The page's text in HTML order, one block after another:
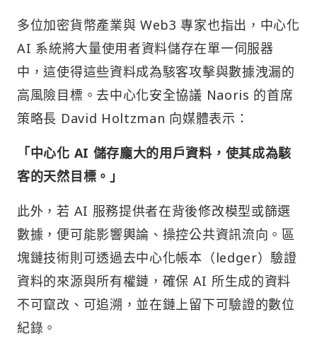
多位加密貨幣產業與 Web3 專家也指出，中心化
AI 系統將大量使用者資料儲存在單一伺服器
中，這使得這些資料成為駭客攻擊與數據洩漏的
高風險目標。去中心化安全協議 Naoris 的首席
策略長 David Holtzman 向媒體表示：
「中心化 AI 儲存龐大的用戶資料，使其成為駭
客的天然目標。」
此外，若 AI 服務提供者在背後修改模型或篩選
數據，便可能影響輿論、操控公共資訊流向。區
塊鏈技術則可透過去中心化帳本（ledger）驗證
資料的來源與所有權鏈，確保 AI 所生成的資料
不可竄改、可追溯，並在鏈上留下可驗證的數位
紀錄。